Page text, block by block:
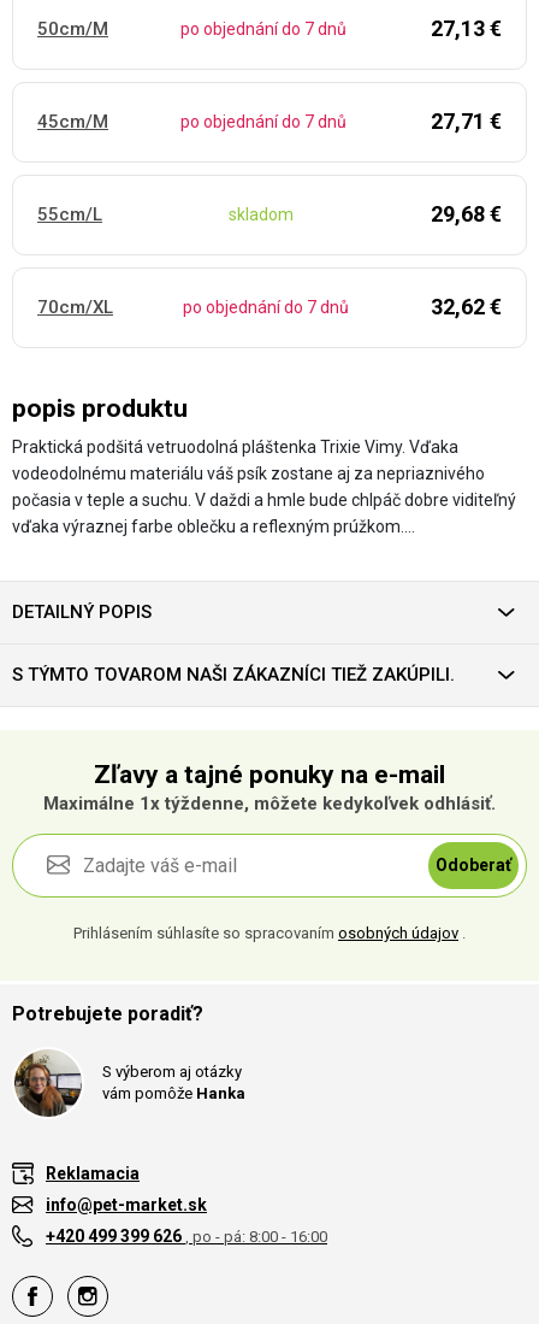
popis produktu
Praktická podšitá vetruodolná pláštenka Trixie Vimy. Vďaka
vodeodolnému materiálu váš psík zostane aj za nepriaznivého
počasia v teple a suchu. V daždi a hmle bude chlpáč dobre viditeľný
vďaka výraznej farbe oblečku a reflexným prúžkom.…
50cm/M po objednání do 7 dnů 27,13 €
45cm/M po objednání do 7 dnů 27,71 €
55cm/L skladom 29,68 €
70cm/XL po objednání do 7 dnů 32,62 €
DETAILNÝ POPIS
S TÝMTO TOVAROM NAŠI ZÁKAZNÍCI TIEŽ ZAKÚPILI.
Zľavy a tajné ponuky na e-mail
Maximálne 1x týždenne, môžete kedykoľvek odhlásiť.
Odoberať
Prihlásením súhlasíte so spracovaním osobných údajov
Potrebujete poradiť?
S výberom aj otázky
vám pomôže Hanka
Reklamacia
info@pet-market.sk
+420 499 399 626 , po - pá: 8:00 - 16:00